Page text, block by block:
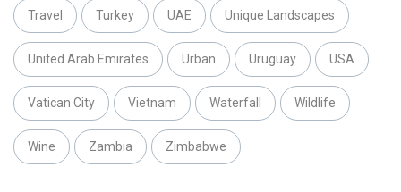
Travel Turkey UAE Unique Landscapes
United Arab Emirates Urban Uruguay USA
Vatican City Vietnam Waterfall Wildlife
Wine Zambia Zimbabwe